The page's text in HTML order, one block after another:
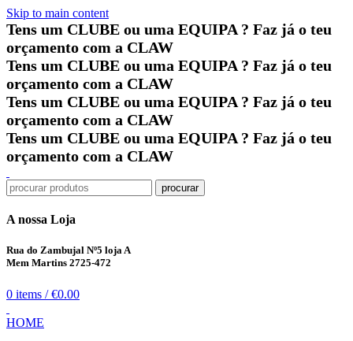
Skip to main content
Tens um CLUBE ou uma EQUIPA ? Faz já o teu
orçamento com a CLAW
Tens um CLUBE ou uma EQUIPA ? Faz já o teu
orçamento com a CLAW
Tens um CLUBE ou uma EQUIPA ? Faz já o teu
orçamento com a CLAW
Tens um CLUBE ou uma EQUIPA ? Faz já o teu
orçamento com a CLAW
procurar
A nossa Loja
Rua do Zambujal Nº5 loja A
Mem Martins 2725-472
0 items / €0.00
HOME